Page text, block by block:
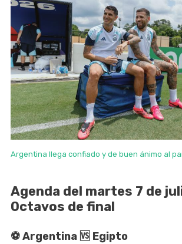
Argentina llega confiado y de buen ánimo al
Agenda del martes 7 de
Octavos de final
⚽ Argentina 🆚 Egipto